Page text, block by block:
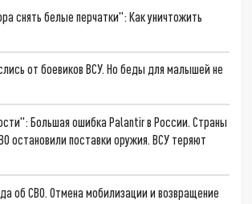
снять белые перчатки": Как уничтожить
от боевиков ВСУ. Но беды для малышей не
Большая ошибка Palantir в России. Страны
остановили поставки оружия. ВСУ теряют
об СВО. Отмена мобилизации и возвращение